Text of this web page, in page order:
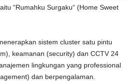
“Rumahku Surgaku“ (Home Sweet
sistem cluster satu pintu
keamanan (security) dan CCTV 24
lingkungan yang professional
dan berpengalaman.